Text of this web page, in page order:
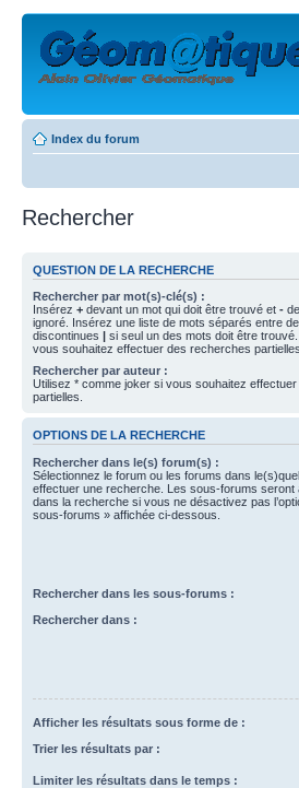
Index du forum
Rechercher
QUESTION DE LA RECHERCHE
Rechercher par mot(s)-clé(s) :
Insérez + devant un mot qui doit être trouvé et -
ignoré. Insérez une liste de mots séparés entre
discontinues | si seul un des mots doit être
vous souhaitez effectuer des recherches partielles.
Rechercher par auteur :
Utilisez * comme joker si vous souhaitez
partielles.
OPTIONS DE LA RECHERCHE
Rechercher dans le(s) forum(s) :
Sélectionnez le forum ou les forums dans
effectuer une recherche. Les sous-forums seront
dans la recherche si vous ne désactivez pas
sous-forums » affichée ci-dessous.
Rechercher dans les sous-forums :
Rechercher dans :
Afficher les résultats sous forme de :
Trier les résultats par :
Limiter les résultats dans le temps :